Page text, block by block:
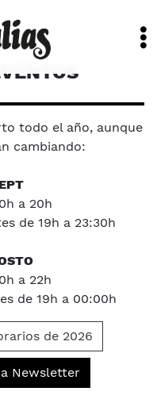
todo el año, aunque
cambiando:
a 20h
de 19h a 23:30h
a 22h
de 19h a 00:00h
de 2026
Newsletter